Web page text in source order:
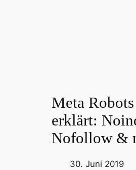
Meta
erklärt:
Nofollow &
30. Juni 2019